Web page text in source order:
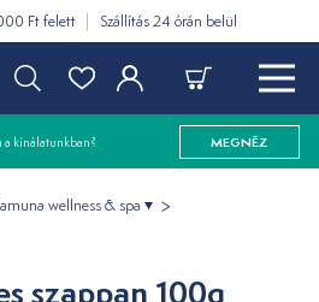
Ft felett Szállítás 24 órán belül
a kínálatunkban? MEGNÉZ
wellness & spa
szappan 100g